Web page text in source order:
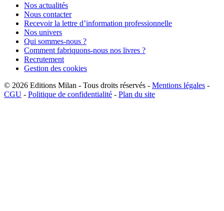
Nos actualités
Nous contacter
Recevoir la lettre d’information professionnelle
Nos univers
Qui sommes-nous ?
Comment fabriquons-nous nos livres ?
Recrutement
Gestion des cookies
© 2026 Editions Milan - Tous droits réservés - Mentions légales -
CGU - Politique de confidentialité - Plan du site